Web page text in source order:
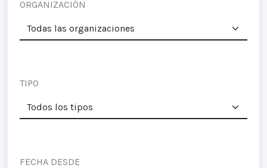
ORGANIZACIÓN
TIPO
FECHA DESDE